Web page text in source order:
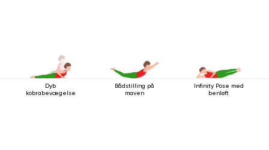
Dyb
kobrabevægelse
Bådstilling på
maven
Infinity Pose med
benløft